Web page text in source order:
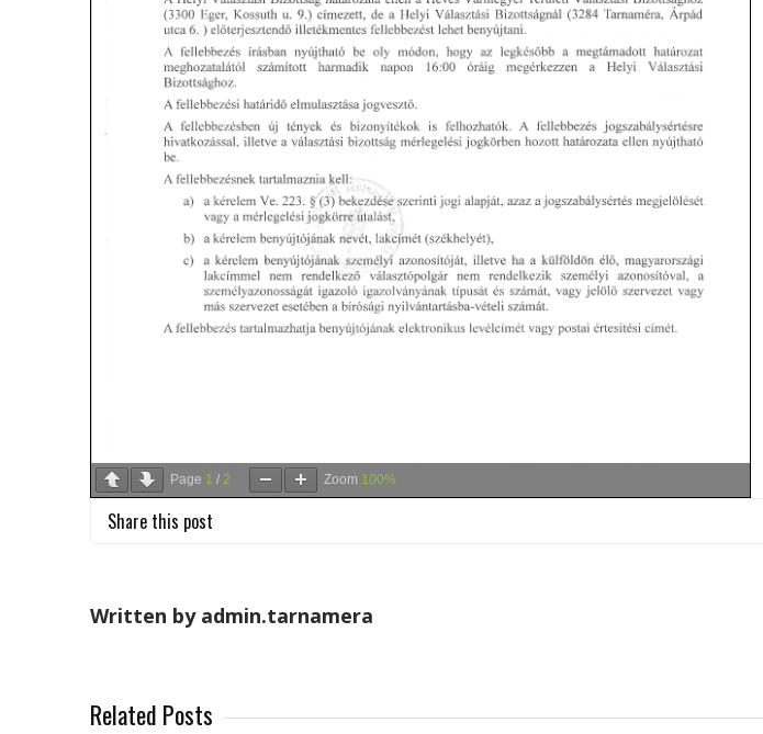
Page 1 / 2 Zoom 100%
Share this post
Written by admin.tarnamera
Related Posts